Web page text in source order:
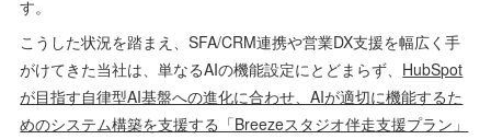
す。
こうした状況を踏まえ、SFA/CRM連携や営業DX支援を幅広く手
がけてきた当社は、単なるAIの機能設定にとどまらず、 HubSpot
が目指す自律型AI基盤への進化に合わせ、AIが適切に機能するた
めのシステム構築を支援する「Breezeスタジオ伴走支援プラン」